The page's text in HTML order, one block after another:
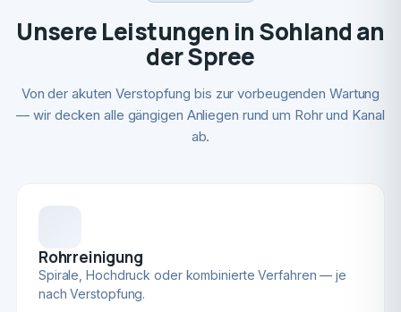
Unsere Leistungen in Sohland an
der Spree
Von der akuten Verstopfung bis zur vorbeugenden Wartung
— wir decken alle gängigen Anliegen rund um Rohr und Kanal
ab.
Rohrreinigung
Spirale, Hochdruck oder kombinierte Verfahren — je
nach Verstopfung.